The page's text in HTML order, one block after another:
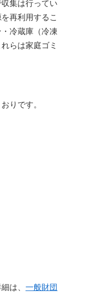
集は行ってい
再利用するこ
冷蔵庫（冷凍
らは家庭ゴミ
りです。
は、 一般財団